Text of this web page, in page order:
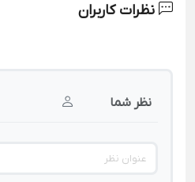
نظرات کاربران
نظر شما